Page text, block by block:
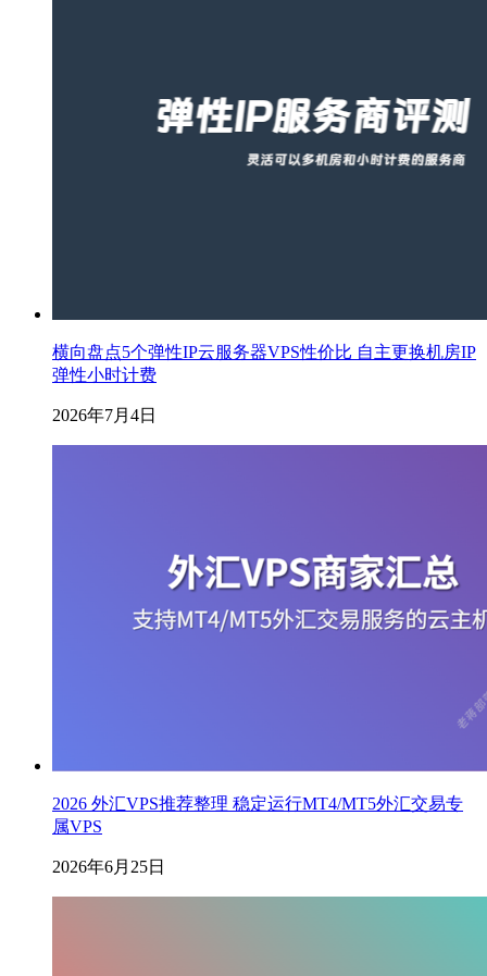
横向盘点5个弹性IP云服务器VPS性价比 自主更换机房IP
弹性小时计费
2026年7月4日
2026 外汇VPS推荐整理 稳定运行MT4/MT5外汇交易专
属VPS
2026年6月25日